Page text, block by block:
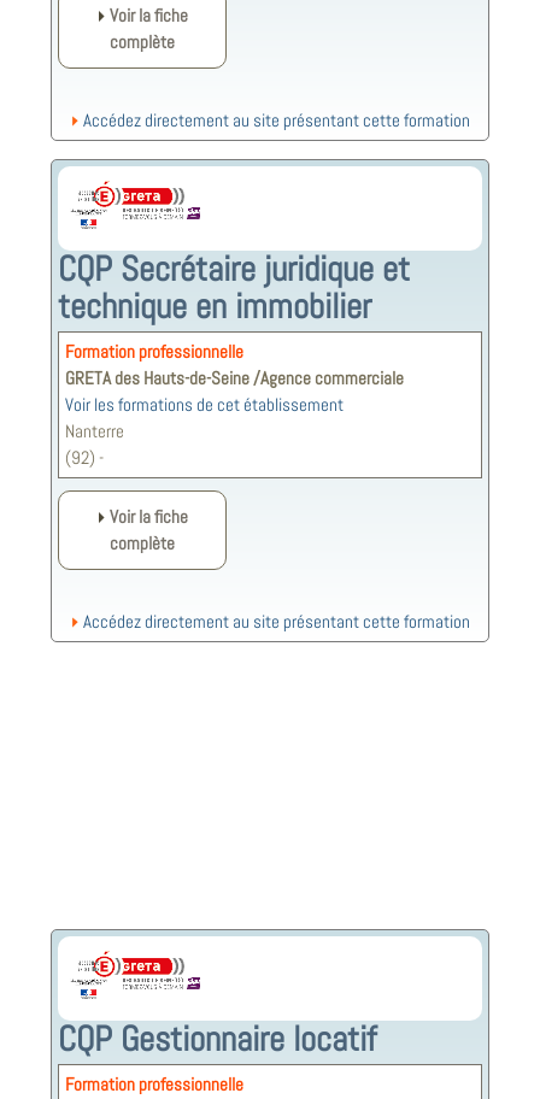
Voir la fiche
complète
Accédez directement au site présentant cette formation
CQP Secrétaire juridique et
technique en immobilier
Formation professionnelle
GRETA des Hauts-de-Seine /Agence commerciale
Voir les formations de cet établissement
Nanterre
(92) -
Voir la fiche
complète
Accédez directement au site présentant cette formation
CQP Gestionnaire locatif
Formation professionnelle